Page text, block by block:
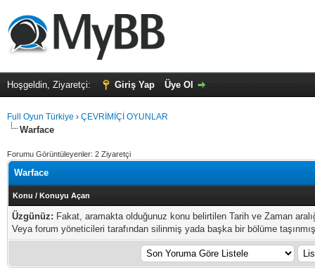
Hoşgeldin, Ziyaretçi: Giriş Yap Üye Ol
Full Oyun Türkiye › ÇEVRİMİÇİ OYUNLAR
Warface
Forumu Görüntüleyenler: 2 Ziyaretçi
Warface
Konu / Konuyu Açan
Üzgünüz: Fakat, aramakta olduğunuz konu belirtilen Tarih ve Zaman
Veya forum yöneticileri tarafından silinmiş yada başka bir bölüme